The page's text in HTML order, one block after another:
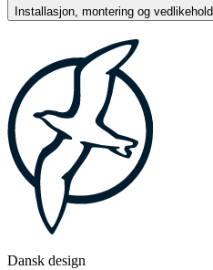
Installasjon, montering og vedlikehold
Dansk design